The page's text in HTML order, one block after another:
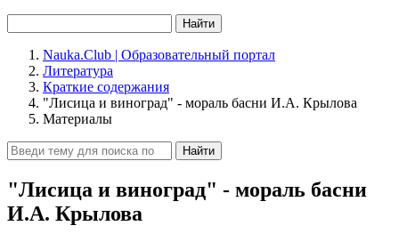
Найти
Nauka.Club | Образовательный портал
Литература
Краткие содержания
"Лисица и виноград" - мораль басни И.А. Крылова
Материалы
Найти
"Лисица и виноград" - мораль басни
И.А. Крылова